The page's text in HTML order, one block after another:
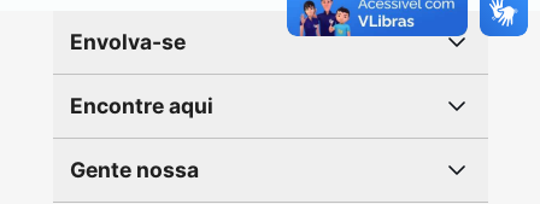
Envolva-se
Encontre aqui
Gente nossa